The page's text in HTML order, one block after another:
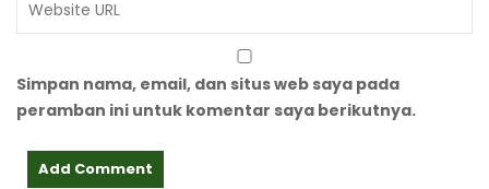
Simpan nama, email, dan situs web saya pada
peramban ini untuk komentar saya berikutnya.